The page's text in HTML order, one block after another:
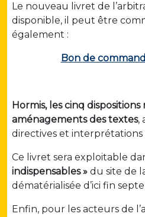
Le nouveau livret de
disponible, il peut être
également :
Bon de
Hormis, les cinq
aménagements des textes,
directives et
Ce livret sera exploitable
indispensables » du site de
dématérialisée d’ici fin
Enfin, pour les acteurs de